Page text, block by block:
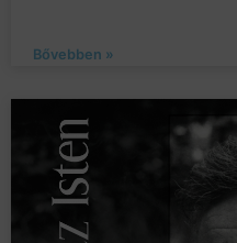
Bővebben »